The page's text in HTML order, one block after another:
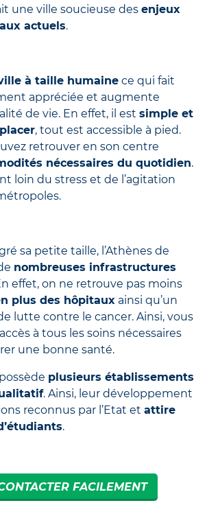
une ville soucieuse des enjeux
actuels.
à taille humaine ce qui fait
appréciée et augmente
de vie. En effet, il est simple et
, tout est accessible à pied.
retrouver en son centre
nécessaires du quotidien.
loin du stress et de l’agitation
sa petite taille, l’Athènes de
nombreuses infrastructures
effet, on ne retrouve pas moins
plus des hôpitaux ainsi qu’un
lutte contre le cancer. Ainsi, vous
à tous les soins nécessaires
une bonne santé.
plusieurs établissements
. Ainsi, leur développement
reconnus par l’Etat et attire
.
FACILEMENT